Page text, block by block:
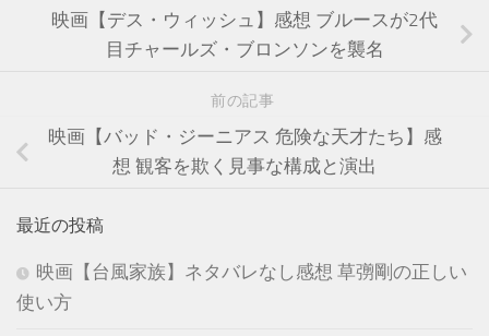
映画【デス・ウィッシュ】感想 ブルースが2代
目チャールズ・ブロンソンを襲名
前の記事
映画【バッド・ジーニアス 危険な天才たち】感
想 観客を欺く見事な構成と演出
最近の投稿
映画【台風家族】ネタバレなし感想 草彅剛の正しい
使い方